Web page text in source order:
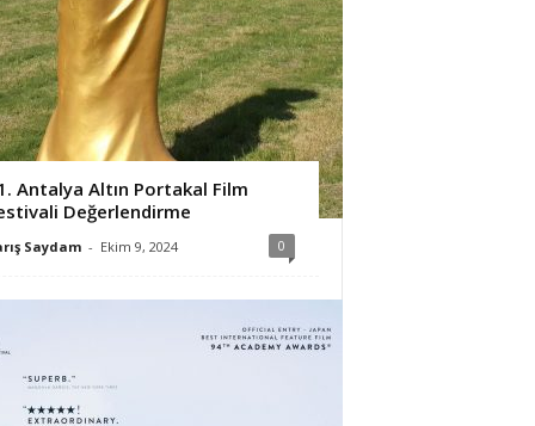
Antalya Altın Portakal Film
Değerlendirme
Saydam - Ekim 9, 2024 0